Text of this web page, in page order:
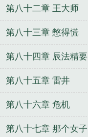
第八十二章 王大师
第八十三章 憋得慌
第八十四章 辰法精要
第八十五章 雷井
第八十六章 危机
第八十七章 那个女子